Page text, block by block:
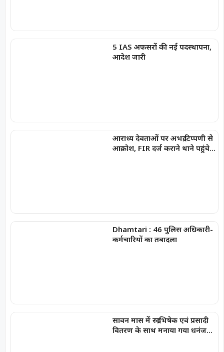
5 IAS अफसरों की नई पदस्थापना,
आदेश जारी
आराध्य देवताओं पर अभद्र टिप्पणी से
आक्रोश, FIR दर्ज कराने थाने पहुंचे
Dhamtari : 46 पुलिस अधिकारी-
कर्मचारियों का तबादला
सावन मास में रुद्राभिषेक एवं प्रसादी
वितरण के साथ मनाया गया धनंजय